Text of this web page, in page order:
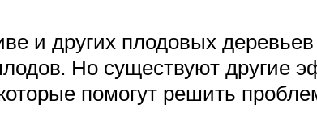
и других плодовых
Но существуют другие
помогут решить